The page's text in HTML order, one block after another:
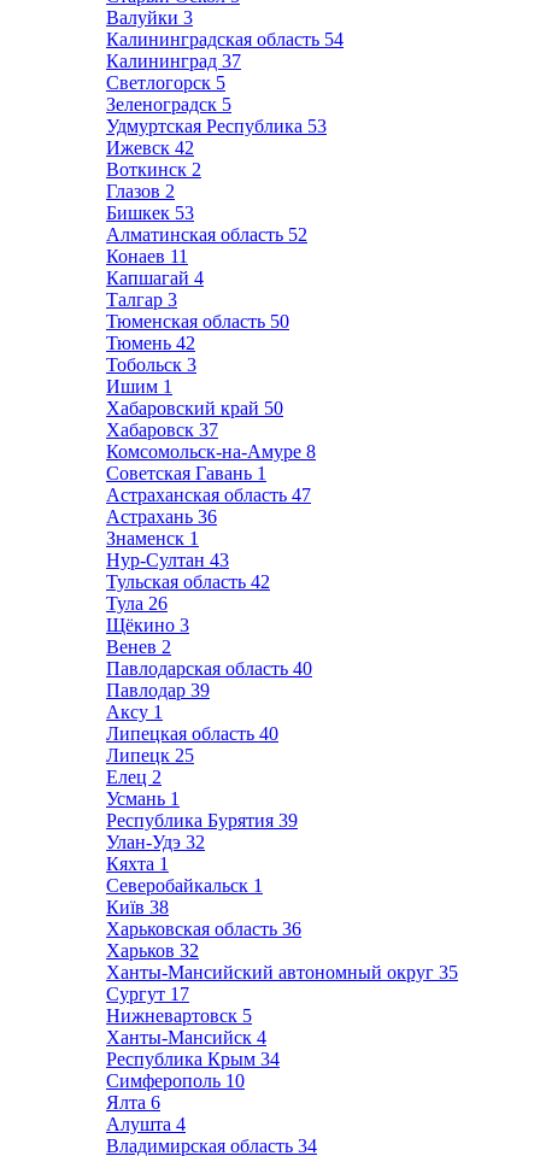
Валуйки 3
Калининградская область 54
Калининград 37
Светлогорск 5
Зеленоградск 5
Удмуртская Республика 53
Ижевск 42
Воткинск 2
Глазов 2
Бишкек 53
Алматинская область 52
Конаев 11
Капшагай 4
Талгар 3
Тюменская область 50
Тюмень 42
Тобольск 3
Ишим 1
Хабаровский край 50
Хабаровск 37
Комсомольск-на-Амуре 8
Советская Гавань 1
Астраханская область 47
Астрахань 36
Знаменск 1
Нур-Султан 43
Тульская область 42
Тула 26
Щёкино 3
Венев 2
Павлодарская область 40
Павлодар 39
Аксу 1
Липецкая область 40
Липецк 25
Елец 2
Усмань 1
Республика Бурятия 39
Улан-Удэ 32
Кяхта 1
Северобайкальск 1
Київ 38
Харьковская область 36
Харьков 32
Ханты-Мансийский автономный округ 35
Сургут 17
Нижневартовск 5
Ханты-Мансийск 4
Республика Крым 34
Симферополь 10
Ялта 6
Алушта 4
Владимирская область 34